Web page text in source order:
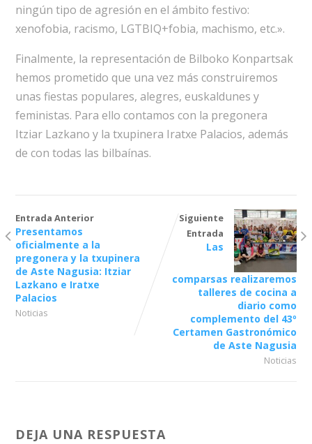
ningún tipo de agresión en el ámbito festivo:
xenofobia, racismo, LGTBIQ+fobia, machismo, etc.».
Finalmente, la representación de Bilboko Konpartsak
hemos prometido que una vez más construiremos
unas fiestas populares, alegres, euskaldunes y
feministas. Para ello contamos con la pregonera
Itziar Lazkano y la txupinera Iratxe Palacios, además
de con todas las bilbaínas.
Entrada Anterior
Presentamos
oficialmente a la
pregonera y la txupinera
de Aste Nagusia: Itziar
Lazkano e Iratxe
Palacios
Noticias
Siguiente
Entrada
Las
comparsas realizaremos
talleres de cocina a
diario como
complemento del 43º
Certamen Gastronómico
de Aste Nagusia
Noticias
DEJA UNA RESPUESTA